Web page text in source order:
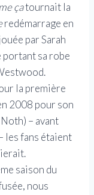
çatournait la
redémarrage en
par Sarah
portant sa robe
la première
2008 pour son
– avant
les fans étaient
saison du
nous